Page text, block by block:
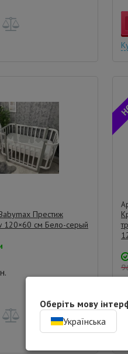
Престиж
120×60 см Бело-серый
Оберіть мову
Українська